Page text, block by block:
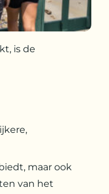
is de
maar ook
van het